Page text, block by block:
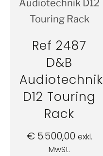
Ref 2487
D&B
Audiotechnik
D12 Touring
Rack
€5.500,00 exkl.
MwSt.